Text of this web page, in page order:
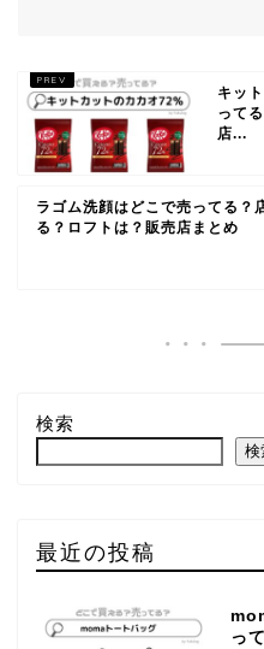
キッ
って
店...
ラゴム洗顔はどこで売ってる？
る？ロフトは？販売店まとめ
検索
検
最近の投稿
っ